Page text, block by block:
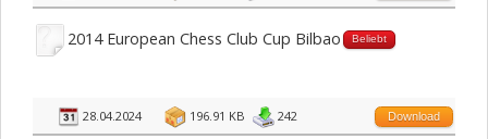
2014 European Chess Club Cup Bilbao Beliebt
28.04.2024 196.91 KB 242 Download